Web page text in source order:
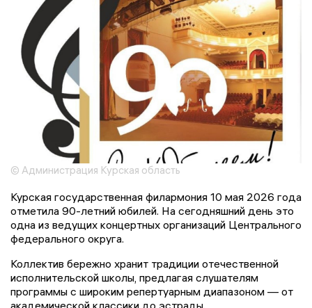
© Администрация Курская область
Курская государственная филармония 10 мая 2026 года
отметила 90-летний юбилей. На сегодняшний день это
одна из ведущих концертных организаций Центрального
федерального округа.
Коллектив бережно хранит традиции отечественной
исполнительской школы, предлагая слушателям
программы с широким репертуарным диапазоном — от
академической классики до эстрады.